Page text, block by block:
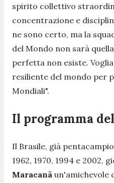
spirito collettivo
concentrazione e
ne sono certo, ma la
del Mondo non sarà
perfetta non esiste.
resiliente del mondo per
Mondiali".
Il programma
Il Brasile, già
1962, 1970, 1994 e 2002,
Maracanã un'amichevole